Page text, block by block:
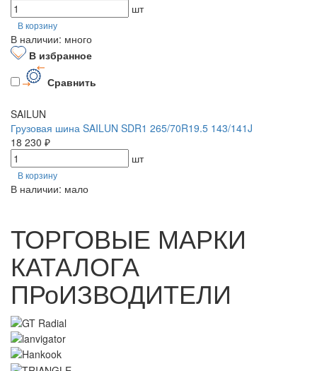
шт
В корзину
В наличии: много
В избранное
Сравнить
SAILUN
Грузовая шина SAILUN SDR1 265/70R19.5 143/141J
18 230 ₽
шт
В корзину
В наличии: мало
ТОРГОВЫЕ МАРКИ
КАТАЛОГА
ПРоИЗВОДИТЕЛИ